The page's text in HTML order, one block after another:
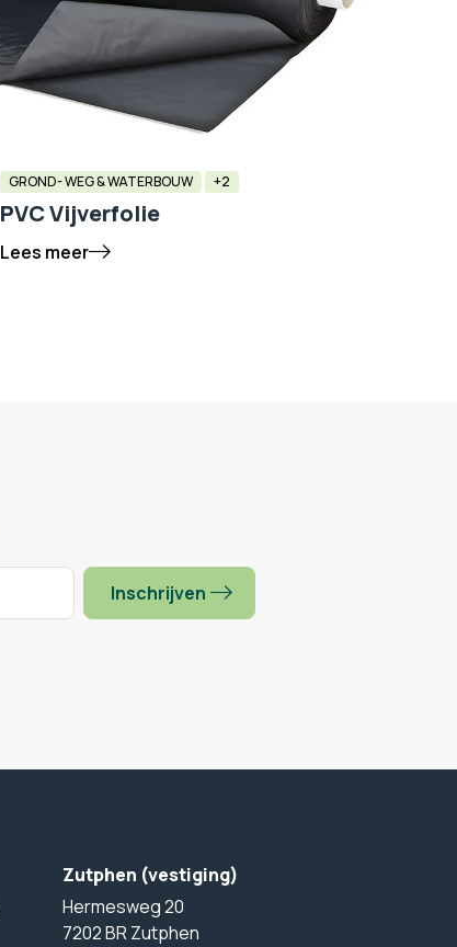
GROND- WEG & WATERBOUW +2
PVC Vijverfolie
Lees meer
Inschrijven
Zutphen (vestiging)
Hermesweg 20
7202 BR Zutphen